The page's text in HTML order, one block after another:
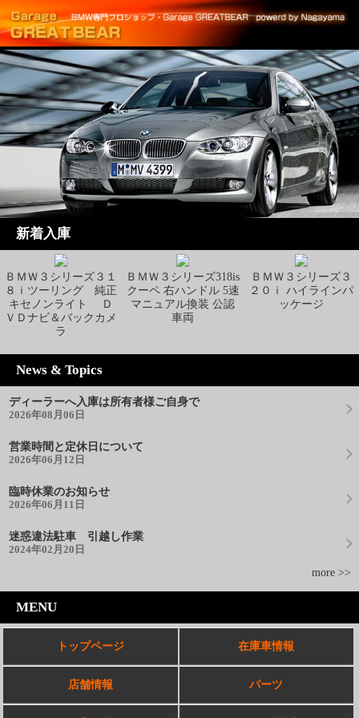
新着入庫
ＢＭＷ３シリーズ３１
８ｉツーリング 純正
キセノンライト Ｄ
ＶＤナビ＆バックカメ
ラ
ＢＭＷ３シリーズ318is
クーペ 右ハンドル 5速
マニュアル換装 公認
車両
ＢＭＷ３シリーズ３
２０ｉ ハイラインパ
ッケージ
News & Topics
ディーラーへ入庫は所有者様ご自身で
2026年08月06日
営業時間と定休日について
2026年06月12日
臨時休業のお知らせ
2026年06月11日
迷惑違法駐車 引越し作業
2024年02月20日
more >>
MENU
トップページ 在庫車情報
店舗情報 パーツ